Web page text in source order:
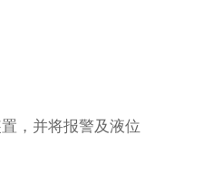
，并将报警及液位